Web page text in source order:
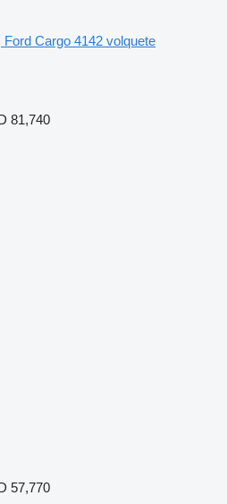
Ford Cargo 4142 volquete
81,740
57,770